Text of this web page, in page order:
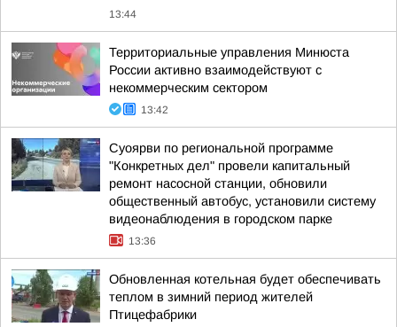
13:44
Территориальные управления Минюста
России активно взаимодействуют с
некоммерческим сектором
13:42
Суоярви по региональной программе
"Конкретных дел" провели капитальный
ремонт насосной станции, обновили
общественный автобус, установили систему
видеонаблюдения в городском парке
13:36
Обновленная котельная будет обеспечивать
теплом в зимний период жителей
Птицефабрики